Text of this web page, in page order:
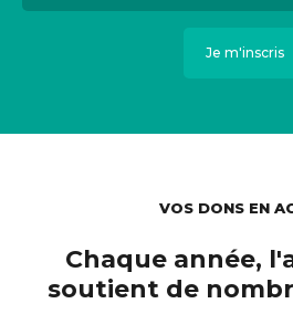
VOS DONS EN
Chaque année,
soutient de